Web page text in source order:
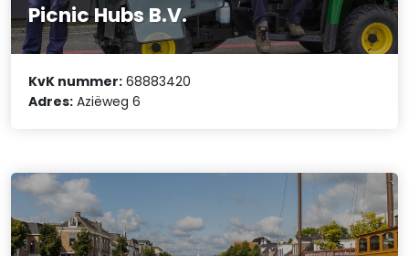
Picnic Hubs B.V.
KvK nummer: 68883420
Adres: Aziëweg 6